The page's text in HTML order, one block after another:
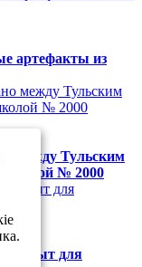
артефакты из
между Тульским
школой № 2000
закрыт для